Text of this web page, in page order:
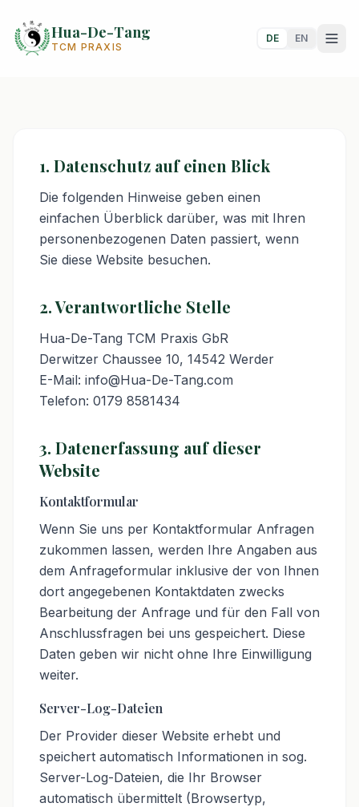
Hua-De-Tang
TCM PRAXIS
DE EN
1. Datenschutz auf einen Blick
Die folgenden Hinweise geben einen
einfachen Überblick darüber, was mit Ihren
personenbezogenen Daten passiert, wenn
Sie diese Website besuchen.
2. Verantwortliche Stelle
Hua-De-Tang TCM Praxis GbR
Derwitzer Chaussee 10, 14542 Werder
E-Mail: info@Hua-De-Tang.com
Telefon: 0179 8581434
3. Datenerfassung auf dieser
Website
Kontaktformular
Wenn Sie uns per Kontaktformular Anfragen
zukommen lassen, werden Ihre Angaben aus
dem Anfrageformular inklusive der von Ihnen
dort angegebenen Kontaktdaten zwecks
Bearbeitung der Anfrage und für den Fall von
Anschlussfragen bei uns gespeichert. Diese
Daten geben wir nicht ohne Ihre Einwilligung
weiter.
Server-Log-Dateien
Der Provider dieser Website erhebt und
speichert automatisch Informationen in sog.
Server-Log-Dateien, die Ihr Browser
automatisch übermittelt (Browsertyp,